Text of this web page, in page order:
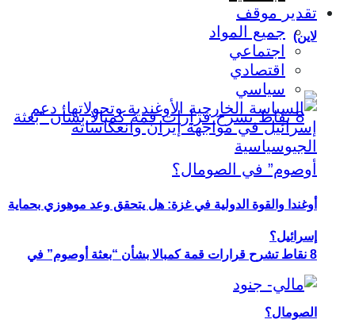
لاين)
8 نقاط تشرح قرارات قمة كمبالا بشأن “بعثة أوصوم” في
الصومال؟
تقدير موقف
جميع المواد
اجتماعي
اقتصادي
سياسي
أوغندا والقوة الدولية في غزة: هل يتحقق وعد موهوزي بحماية
إسرائيل؟